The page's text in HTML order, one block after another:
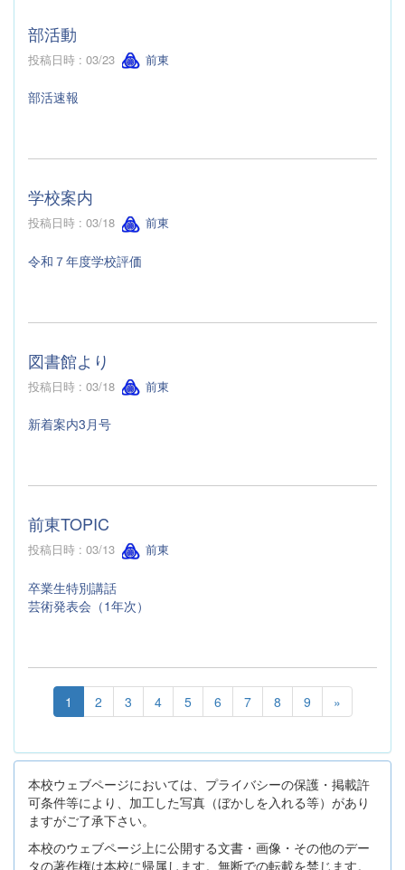
部活動
投稿日時 : 03/23 前東
部活速報
学校案内
投稿日時 : 03/18 前東
令和７年度学校評価
図書館より
投稿日時 : 03/18 前東
新着案内3月号
前東TOPIC
投稿日時 : 03/13 前東
卒業生特別講話
芸術発表会（1年次）
1 2 3 4 5 6 7 8 9 »
本校ウェブページにおいては、プライバシーの保護・掲載許
可条件等により、加工した写真（ぼかしを入れる等）があり
ますがご了承下さい。
本校のウェブページ上に公開する文書・画像・その他のデー
タの著作権は本校に帰属します。無断での転載を禁じます。